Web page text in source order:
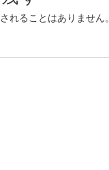
れることはありません。